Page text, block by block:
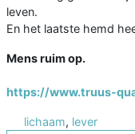
leven.
En het laatste hemd
Mens ruim op.
https://www.truus-
lichaam, lever